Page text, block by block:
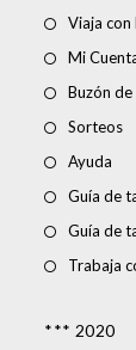
Viaja
Mi
Buzón
Sorteos
Ayuda
Guía de
Guía de
Trabaja
*** 2020